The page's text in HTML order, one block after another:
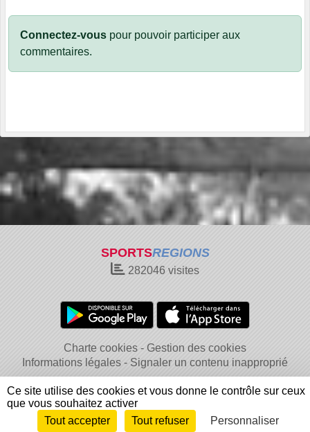
Connectez-vous pour pouvoir participer aux
commentaires.
SPORTSREGIONS
282046 visites
Charte cookies
Gestion des cookies
Informations légales
Signaler un contenu inapproprié
Envie de participer ? Connexion
Ce site utilise des cookies et vous donne le contrôle sur ceux
que vous souhaitez activer
Tout accepter
Tout refuser Personnaliser